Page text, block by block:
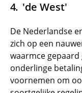
'de West'
De Nederlandse
zich op een
waarmce
onderlinge
voornemen om